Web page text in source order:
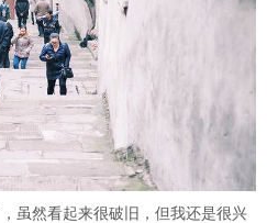
虽然看起来很破旧，但我还是很兴